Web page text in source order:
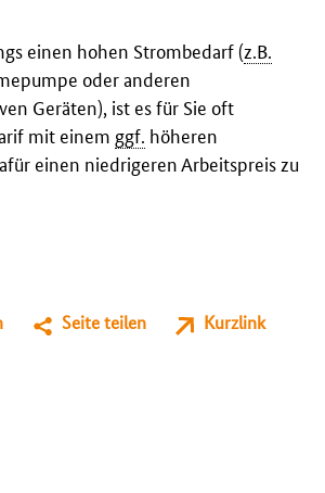
einen hohen Strombedarf (z.B.
oder anderen
Geräten), ist es für Sie oft
mit einem ggf. höheren
einen niedrigeren Arbeitspreis zu
Seite teilen Kurzlink